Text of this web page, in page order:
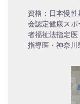
資格：日本慢
会認定健康ス
者福祉法指定
指導医・神奈川